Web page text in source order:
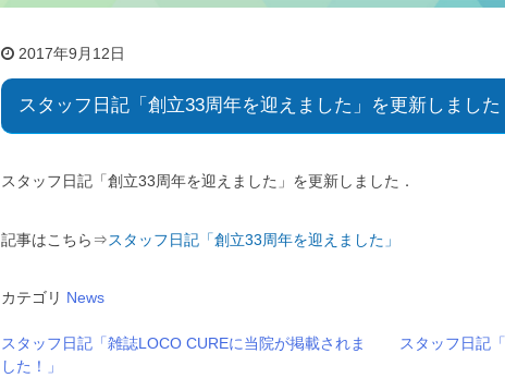
2017年9月12日
スタッフ日記「創立33周年を迎えました」を更新しました
スタッフ日記「創立33周年を迎えました」を更新しました．
記事はこちら⇒スタッフ日記「創立33周年を迎えました」
カテゴリ News
スタッフ日記「雑誌LOCO CUREに当院が掲載されま
した！」
スタッフ日記